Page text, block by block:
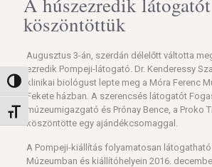
Nagy kontraszt váltása
Betűméret váltása
köszöntöttük
Augusztus 3-án, szerdán délelőtt váltotta
ezredik Pompeji-látogató. Dr. Kenderessy
klinikai biológust lepte meg a Móra Ferenc
Fekete házban. A szerencsés látogatót
múzeumigazgató és Prónay Bence, a Proko
köszöntötte egy ajándékcsomaggal.
A Pompeji-kiállítás folyamatosan látogatható
Múzeumban és kiállítóhelyein 2016.